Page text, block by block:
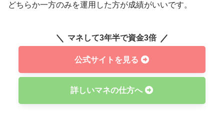
どちらか一方のみを運用した方が成績がいいです。
マネして3年半で資金3倍
公式サイトを見る
詳しいマネの仕方へ